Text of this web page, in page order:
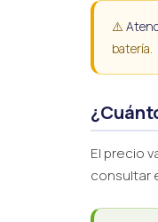
⚠️
batería.
El precio
consultar